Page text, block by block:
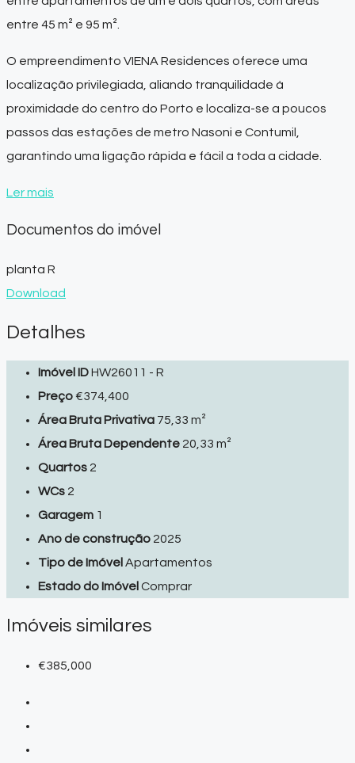
entre 45 m² e 95 m².
O empreendimento VIENA Residences oferece uma
localização privilegiada, aliando tranquilidade à
proximidade do centro do Porto e localiza-se a poucos
passos das estações de metro Nasoni e Contumil,
garantindo uma ligação rápida e fácil a toda a cidade.
Ler mais
Documentos do imóvel
planta R
Download
Detalhes
Imóvel IDHW26011 - R
Preço€374,400
Área Bruta Privativa 75,33 m²
Área Bruta Dependente 20,33 m²
Quartos 2
WCs 2
Garagem 1
Ano de construção 2025
Tipo de Imóvel Apartamentos
Estado do Imóvel Comprar
Imóveis similares
€385,000